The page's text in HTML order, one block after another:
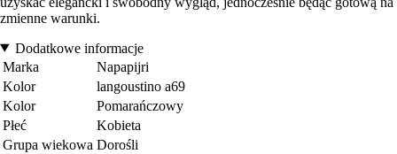
zmienne warunki.
Dodatkowe informacje
Marka
Napapijri
Kolor
langoustino a69
Kolor
Pomarańczowy
Płeć
Kobieta
Grupa wiekowa Dorośli